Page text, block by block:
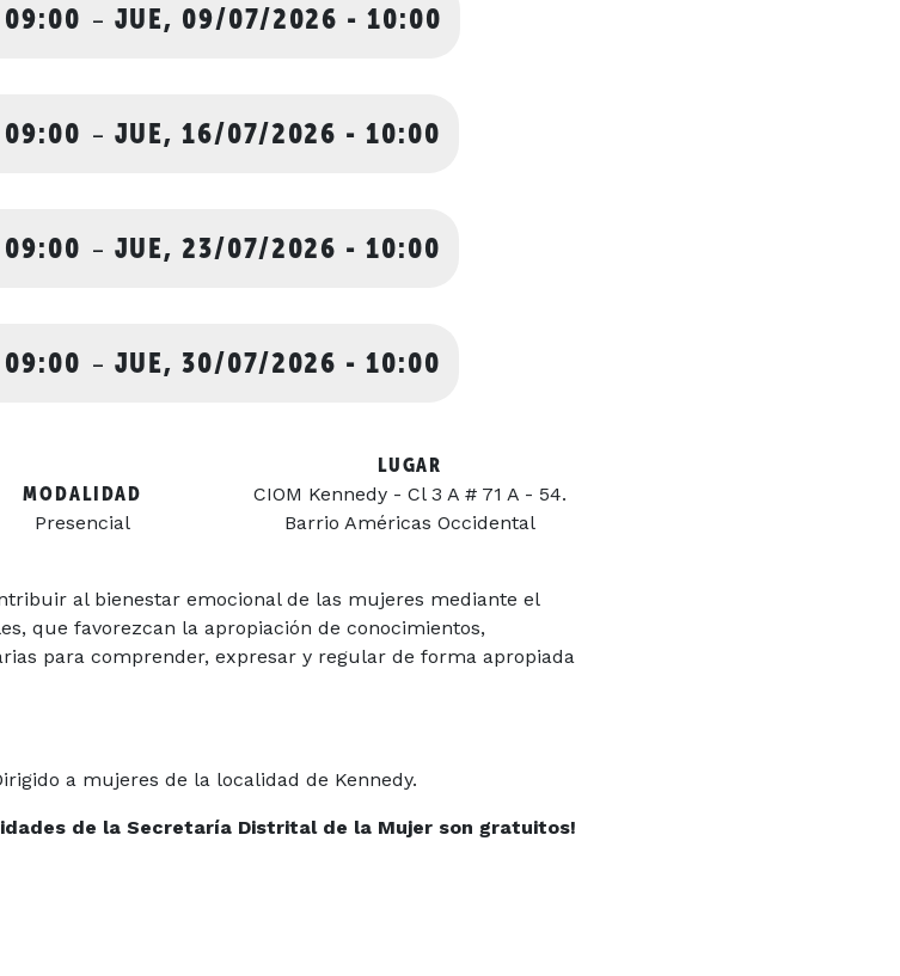
- JUE, 09/07/2026 - 10:00
- JUE, 16/07/2026 - 10:00
- JUE, 23/07/2026 - 10:00
- JUE, 30/07/2026 - 10:00
MODALIDAD
Presencial
LUGAR
CIOM Kennedy - Cl 3 A # 71 A - 54.
Barrio Américas Occidental
al bienestar emocional de las mujeres mediante el
que favorezcan la apropiación de conocimientos,
para comprender, expresar y regular de forma apropiada
a mujeres de la localidad de Kennedy.
de la Secretaría Distrital de la Mujer son gratuitos!